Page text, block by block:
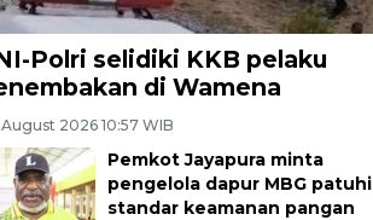
Polri selidiki KKB pelaku
di Wamena
2026 10:57 WIB
Pemkot Jayapura minta
pengelola dapur MBG patuhi
standar keamanan pangan